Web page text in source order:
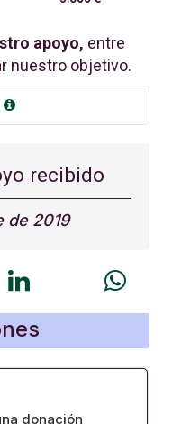
apoyo, entre
nuestro objetivo.
recibido
de 2019
donación